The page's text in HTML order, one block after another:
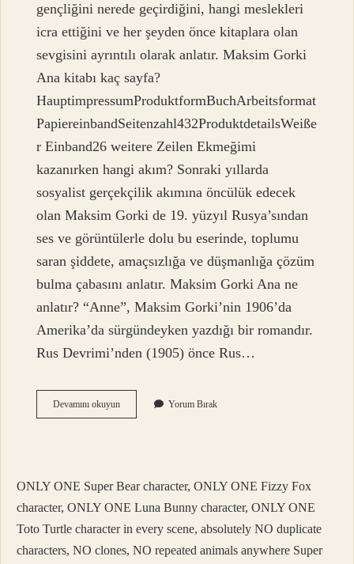
gençliğini nerede geçirdiğini, hangi meslekleri
icra ettiğini ve her şeyden önce kitaplara olan
sevgisini ayrıntılı olarak anlatır. Maksim Gorki
Ana kitabı kaç sayfa?
HauptimpressumProduktformBuchArbeitsformat
PapiereinbandSeitenzahl432ProduktdetailsWeiße
r Einband26 weitere Zeilen Ekmeğimi
kazanırken hangi akım? Sonraki yıllarda
sosyalist gerçekçilik akımına öncülük edecek
olan Maksim Gorki de 19. yüzyıl Rusya’sından
ses ve görüntülerle dolu bu eserinde, toplumu
saran şiddete, amaçsızlığa ve düşmanlığa çözüm
bulma çabasını anlatır. Maksim Gorki Ana ne
anlatır? “Anne”, Maksim Gorki’nin 1906’da
Amerika’da sürgündeyken yazdığı bir romandır.
Rus Devrimi’nden (1905) önce Rus…
Devamını okuyunMaksim
Gorki
Yorum Bırak
ONLY ONE Super Bear character, ONLY ONE Fizzy Fox
character, ONLY ONE Luna Bunny character, ONLY ONE
Toto Turtle character in every scene, absolutely NO duplicate
characters, NO clones, NO repeated animals anywhere Super